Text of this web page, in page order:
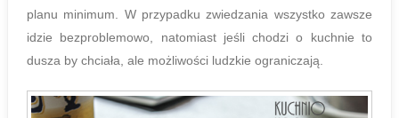
planu minimum. W przypadku zwiedzania wszystko zawsze
idzie bezproblemowo, natomiast jeśli chodzi o kuchnie to
dusza by chciała, ale możliwości ludzkie ograniczają.